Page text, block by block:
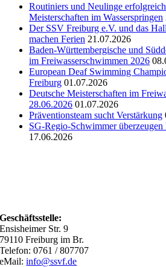
Routiniers und Neulinge
Meisterschaften im Wasserspringen
Der SSV Freiburg e.V. und das
machen Ferien 21.07.2026
Baden-Württembergische und
im Freiwasserschwimmen 2026
European Deaf Swimming
Freiburg 01.07.2026
Deutsche Meisterschaften im
28.06.2026 01.07.2026
Präventionsteam sucht Verstärkung
SG-Regio-Schwimmer
17.06.2026
Geschäftsstelle:
Ensisheimer Str. 9
79110 Freiburg im Br.
Telefon: 0761 / 807707
eMail:info@ssvf.de